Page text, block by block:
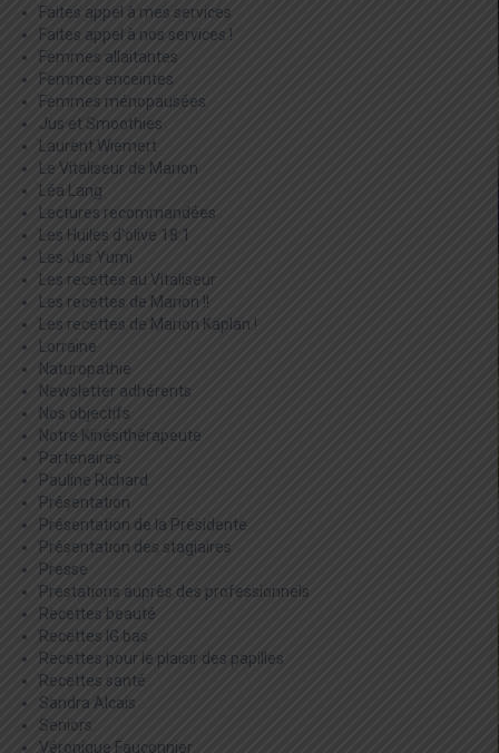
Faites appel à mes services
Faites appel à nos services !
Femmes allaitantes
Femmes enceintes
Femmes ménopausées
Jus et Smoothies
Laurent Wiemert
Le Vitaliseur de Marion
Léa Lang
Lectures recommandées
Les Huiles d'olive 18:1
Les Jus Yumi
Les recettes au Vitaliseur
Les recettes de Marion !!
Les recettes de Marion Kaplan !
Lorraine
Naturopathie
Newsletter adhérents
Nos objectifs
Notre Kinésithérapeute
Partenaires
Pauline Richard
Présentation
Présentation de la Présidente
Présentation des stagiaires
Presse
Prestations auprès des professionnels
Recettes beauté
Recettes IG bas
Recettes pour le plaisir des papilles
Recettes santé
Sandra Alcais
Seniors
Véronique Fauconnier